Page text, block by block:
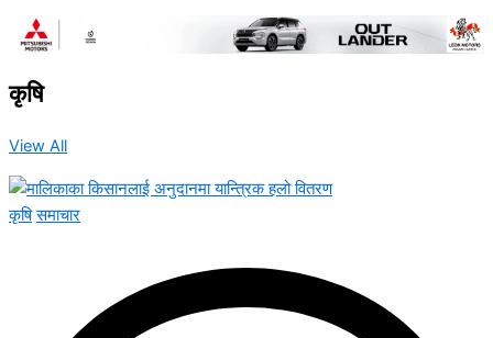
कृषि
View All
कृषि समाचार